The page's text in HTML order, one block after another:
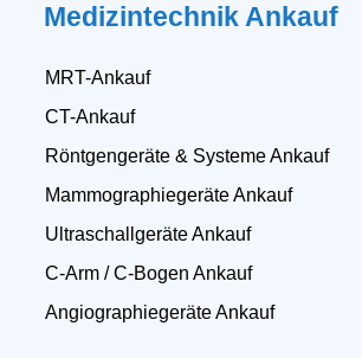
Medizintechnik Ankauf
MRT-Ankauf
CT-Ankauf
Röntgengeräte & Systeme Ankauf
Mammographiegeräte Ankauf
Ultraschallgeräte Ankauf
C-Arm / C-Bogen Ankauf
Angiographiegeräte Ankauf